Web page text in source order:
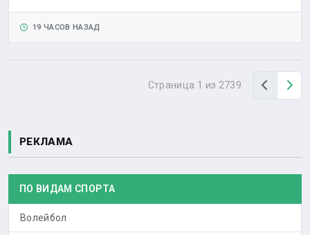
19 ЧАСОВ НАЗАД
Страница 1 из 2739 Назад
РЕКЛАМА
ПО ВИДАМ СПОРТА
Волейбол